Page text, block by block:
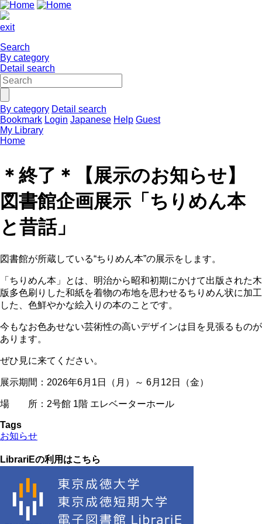
exit
Search
By category
Detail search
By category Detail search
Bookmark Login Japanese Help Guest
My Library
Home
＊終了＊【展示のお知らせ】
図書館企画展示「ちりめん本
と昔話」
図書館が所蔵している“ちりめん本”の展示をします。
「ちりめん本」とは、明治から昭和初期にかけて出版された木
版多色刷りした和紙を着物の布地を思わせるちりめん状に加工
した、色鮮やかな絵入りの本のことです。
今もなお色あせない芸術性の高いデザインは目を見張るものが
あります。
ぜひ見に来てください。
展示期間：2026年6月1日（月）～ 6月12日（金）
場 所：2号館 1階 エレベーターホール
Tags
お知らせ
LibrariEの利用はこちら